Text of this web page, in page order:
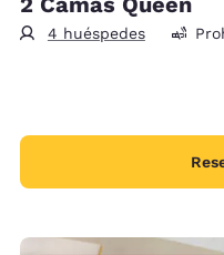
4 huéspedes